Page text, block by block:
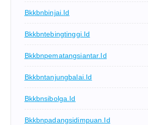
Bkkbnbinjai.id
Bkkbntebingtinggi.id
Bkkbnpematangsiantar.id
Bkkbntanjungbalai.id
Bkkbnsibolga.id
Bkkbnpadangsidimpuan.id